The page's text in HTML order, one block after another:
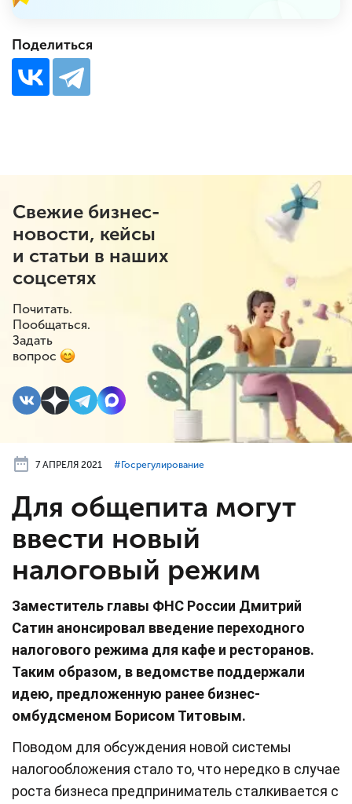
Поделиться
Свежие бизнес-
новости, кейсы
и статьи в наших
соцсетях
Почитать.
Пообщаться.
Задать
вопрос
7 АПРЕЛЯ 2021 #⁣Госрегулирование
Для общепита могут
ввести новый
налоговый режим
Заместитель главы ФНС России Дмитрий
Сатин анонсировал введение переходного
налогового режима для кафе и ресторанов.
Таким образом, в ведомстве поддержали
идею, предложенную ранее бизнес-
омбудсменом Борисом Титовым.
Поводом для обсуждения новой системы
налогообложения стало то, что нередко в случае
роста бизнеса предприниматель сталкивается с